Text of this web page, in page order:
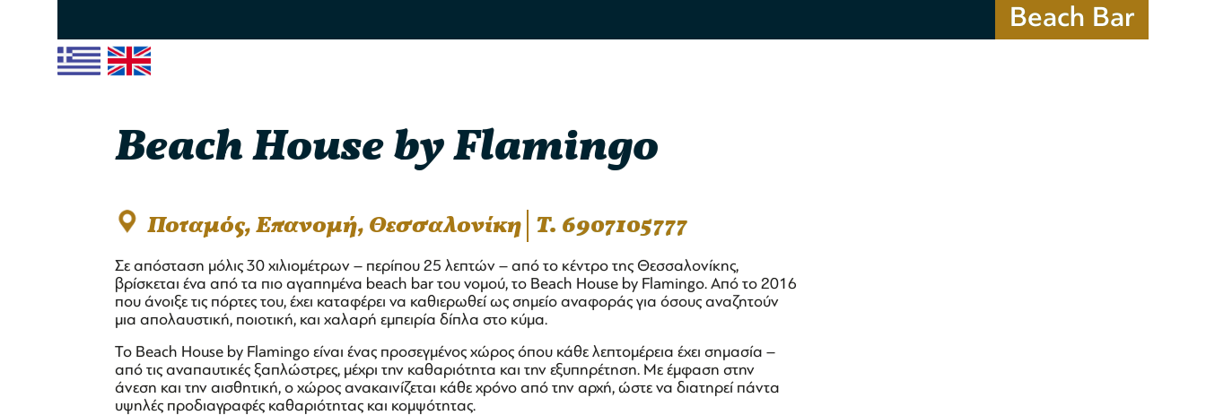
Beach Bar
Beach House by Flamingo
Ποταμός, Επανομή, Θεσσαλονίκη T. 6907105777
Σε απόσταση μόλις 30 χιλιομέτρων – περίπου 25 λεπτών – από το κέντρο της Θεσσαλονίκης,
βρίσκεται ένα από τα πιο αγαπημένα beach bar του νομού, το Beach House by Flamingo. Από το 2016
που άνοιξε τις πόρτες του, έχει καταφέρει να καθιερωθεί ως σημείο αναφοράς για όσους αναζητούν
μια απολαυστική, ποιοτική, και χαλαρή εμπειρία δίπλα στο κύμα.
Το Beach House by Flamingo είναι ένας προσεγμένος χώρος όπου κάθε λεπτομέρεια έχει σημασία –
από τις αναπαυτικές ξαπλώστρες, μέχρι την καθαριότητα και την εξυπηρέτηση. Με έμφαση στην
άνεση και την αισθητική, ο χώρος ανακαινίζεται κάθε χρόνο από την αρχή, ώστε να διατηρεί πάντα
υψηλές προδιαγραφές καθαριότητας και κομψότητας.